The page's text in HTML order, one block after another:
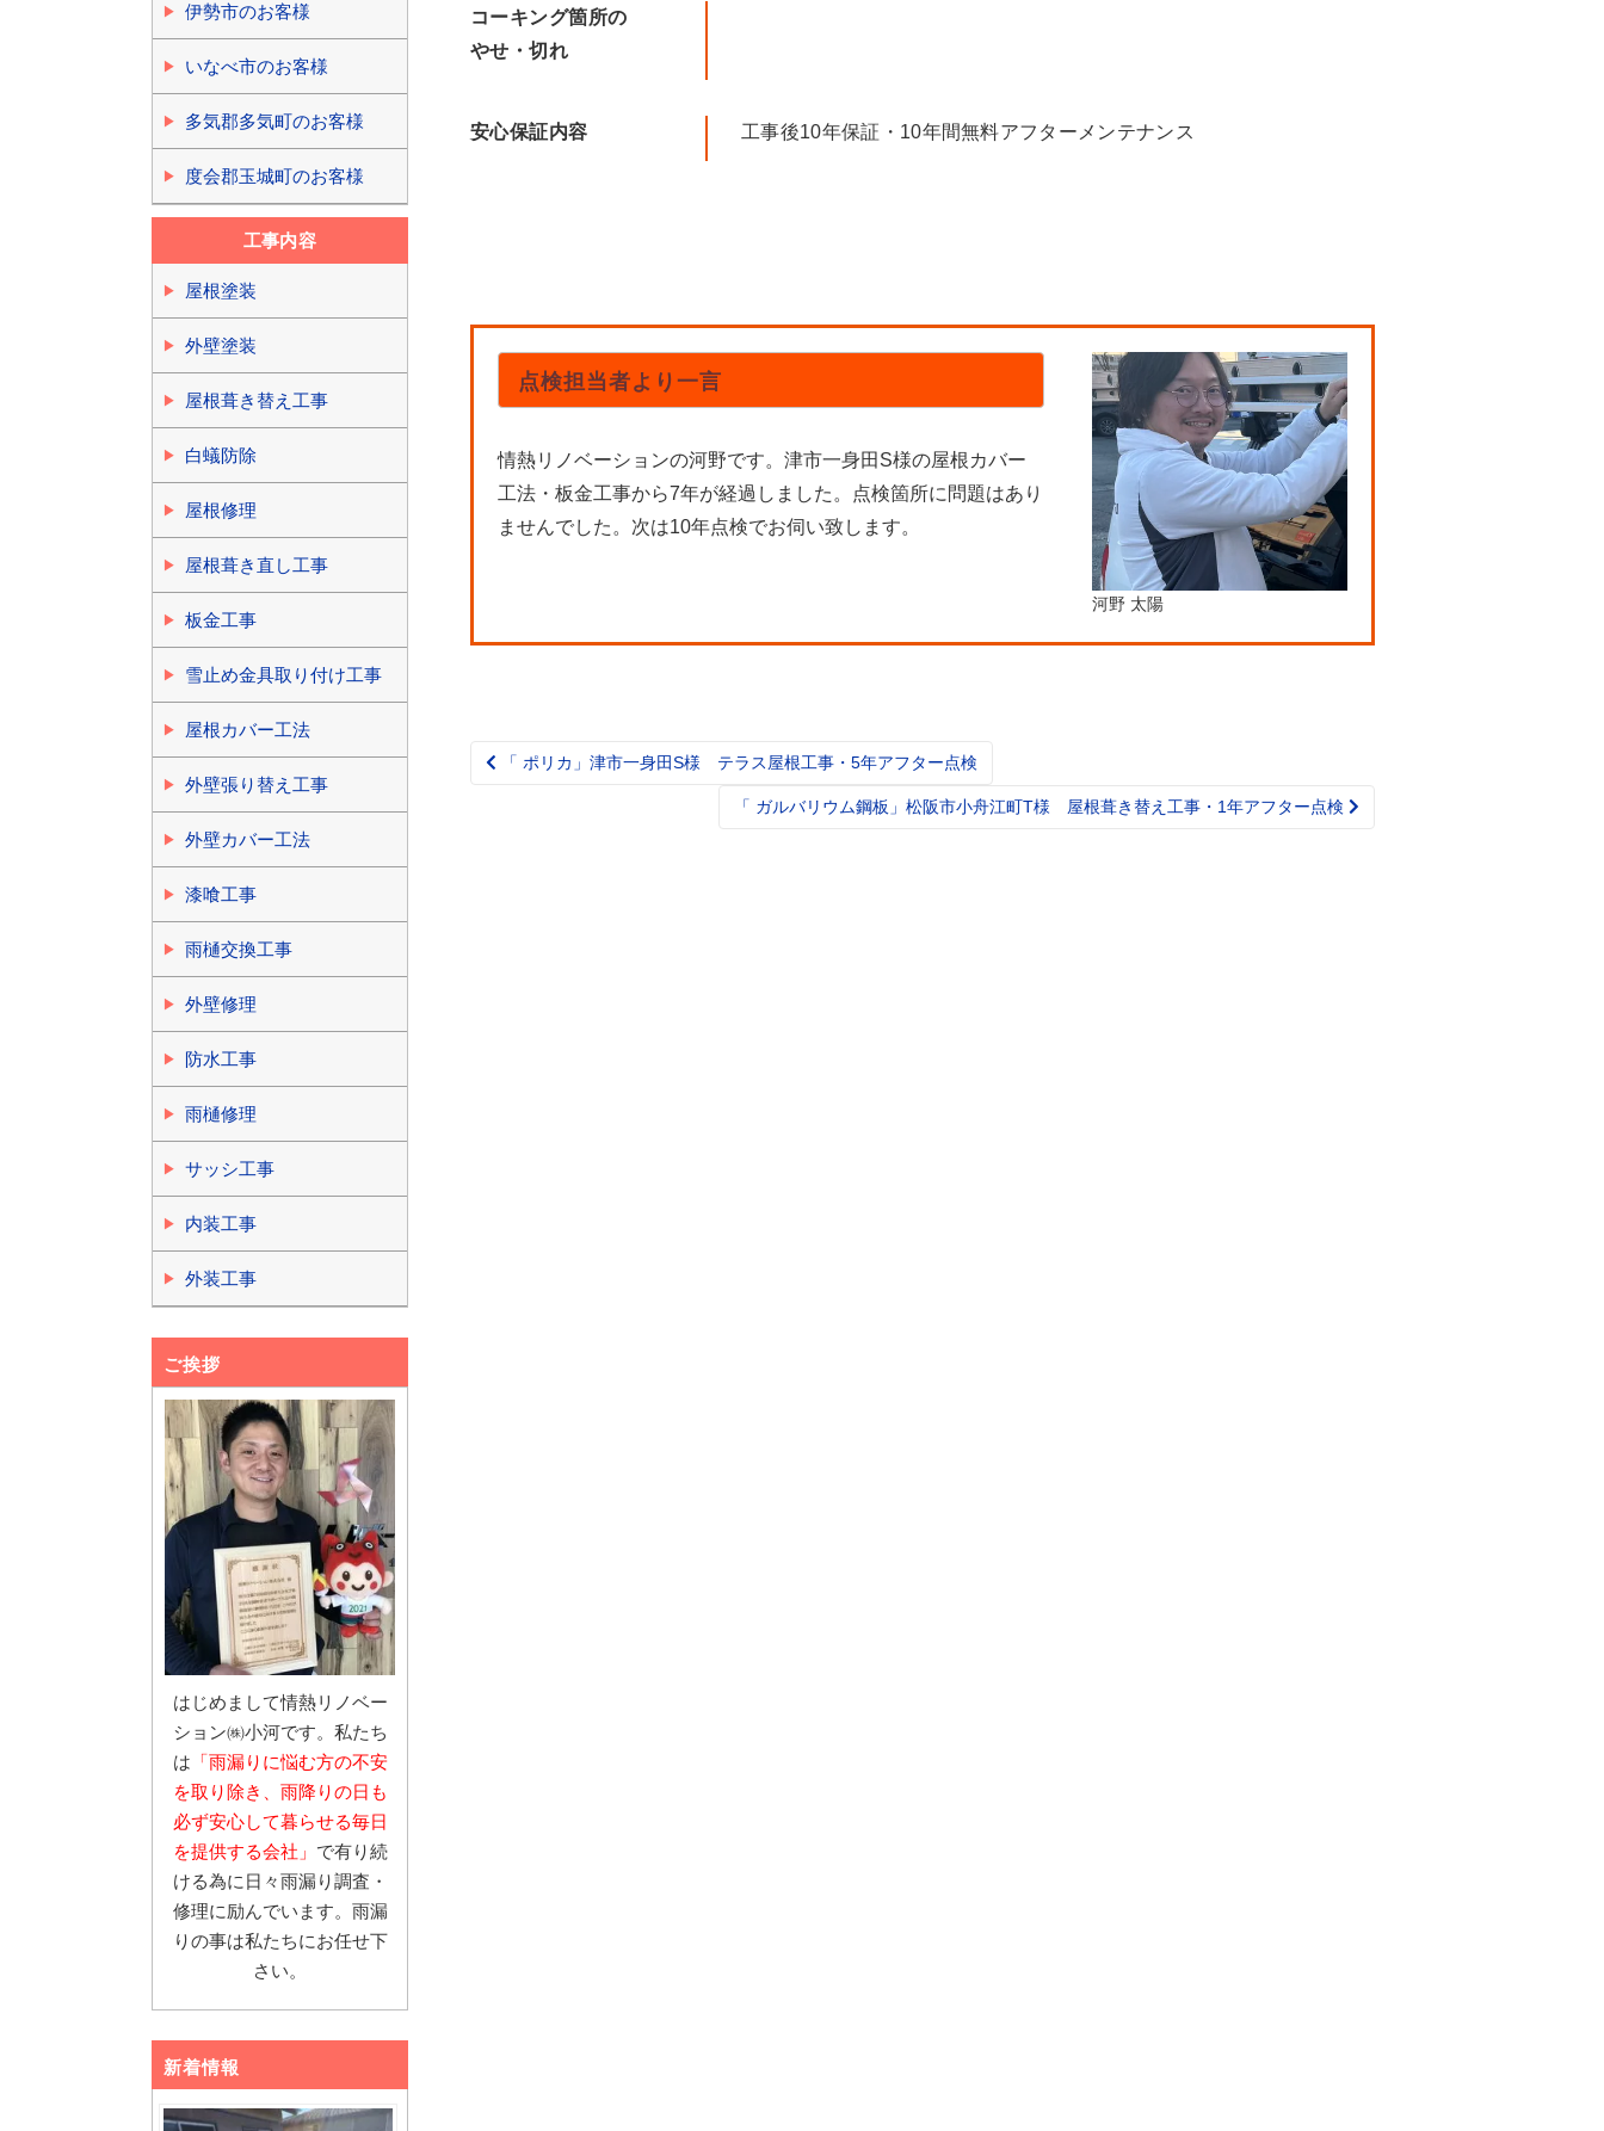
コーキング箇所の
やせ・切れ
安心保証内容 工事後10年保証・10年間無料アフターメンテナンス
点検担当者より一言
情熱リノベーションの河野です。津市一身田S様の屋根カバー
工法・板金工事から7年が経過しました。点検箇所に問題はあり
ませんでした。次は10年点検でお伺い致します。
河野 太陽
Post
「 ポリカ」津市一身田S様 テラス屋根工事・5年アフター点検
「 ガルバリウム鋼板」松阪市小舟江町T様 屋根葺き替え工事・1年アフター点検
伊勢市のお客様
いなべ市のお客様
多気郡多気町のお客様
度会郡玉城町のお客様
工事内容
屋根塗装
外壁塗装
屋根葺き替え工事
白蟻防除
屋根修理
屋根葺き直し工事
板金工事
雪止め金具取り付け工事
屋根カバー工法
外壁張り替え工事
外壁カバー工法
漆喰工事
雨樋交換工事
外壁修理
防水工事
雨樋修理
サッシ工事
内装工事
外装工事
ご挨拶
はじめまして情熱リノベー
ション㈱小河です。私たち
は 「雨漏りに悩む方の不安
を取り除き、雨降りの日も
必ず安心して暮らせる毎日
を提供する会社」 で有り続
ける為に日々雨漏り調査・
修理に励んでいます。雨漏
りの事は私たちにお任せ下
さい。
新着情報